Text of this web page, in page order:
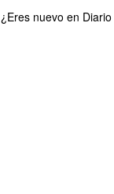
¿Eres nuevo en